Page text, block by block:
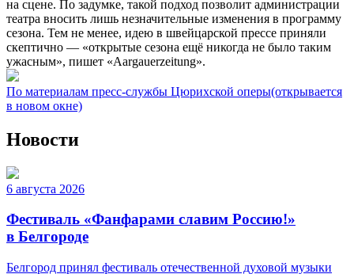
на сцене. По задумке, такой подход позволит администрации
театра вносить лишь незначительные изменения в программу
сезона. Тем не менее, идею в швейцарской прессе приняли
скептично — «открытые сезона ещё никогда не было таким
ужасным», пишет «Aargauerzeitung».
По материалам пресс-службы Цюрихской оперы(открывается
в новом окне)
Новости
6 августа 2026
Фестиваль «Фанфарами славим Россию!»
в Белгороде
Белгород принял фестиваль отечественной духовой музыки